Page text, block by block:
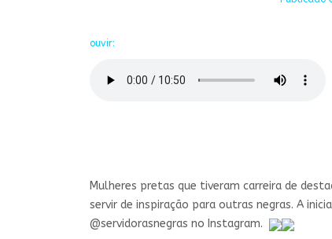
ouvir:
Mulheres pretas que tiveram carreira de
servir de inspiração para outras negras. A
@servidorasnegras no Instagram.